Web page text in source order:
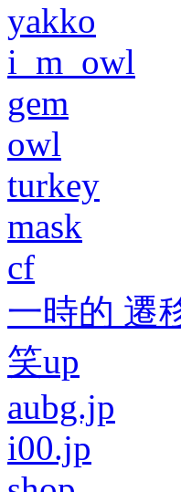
yakko
i_m_owl
gem
owl
turkey
mask
cf
一時的 遷
笑up
aubg.jp
i00.jp